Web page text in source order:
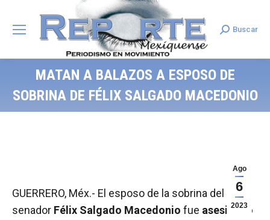
Search:
Buscar
MATAN A BALAZOS A ESPOSO DE
SOBRINA DE FÉLIX SALGADO MACEDONIO
Ago
6
2023
GUERRERO, Méx.- El esposo de la sobrina del
senador Félix Salgado Macedonio fue asesinado